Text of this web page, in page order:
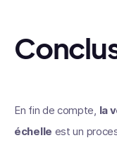
En fin de compte, la
échelle est un